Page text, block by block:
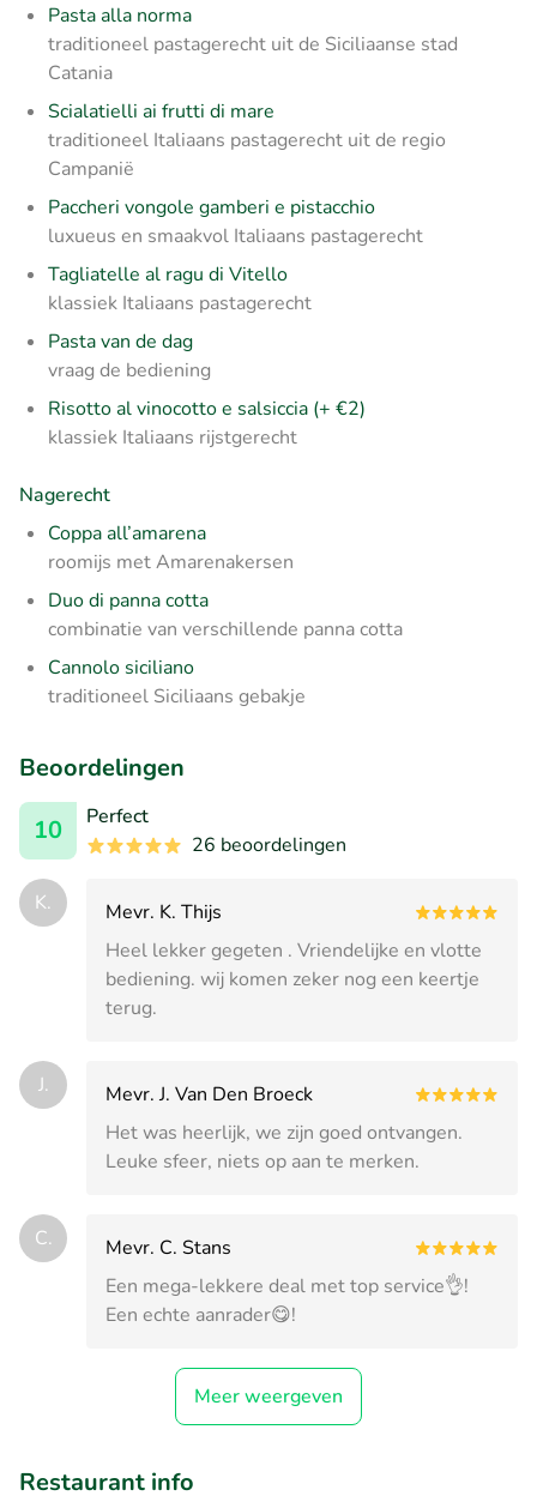
Pasta alla norma
traditioneel pastagerecht uit de Siciliaanse stad
Catania
Scialatielli ai frutti di mare
traditioneel Italiaans pastagerecht uit de regio
Campanië
Paccheri vongole gamberi e pistacchio
luxueus en smaakvol Italiaans pastagerecht
Tagliatelle al ragu di Vitello
klassiek Italiaans pastagerecht
Pasta van de dag
vraag de bediening
Risotto al vinocotto e salsiccia (+ €2)
klassiek Italiaans rijstgerecht
Nagerecht
Coppa all’amarena
roomijs met Amarenakersen
Duo di panna cotta
combinatie van verschillende panna cotta
Cannolo siciliano
traditioneel Siciliaans gebakje
Beoordelingen
10
Perfect
26 beoordelingen
K.
Mevr. K. Thijs
Heel lekker gegeten . Vriendelijke en vlotte
bediening. wij komen zeker nog een keertje
terug.
J.
Mevr. J. Van Den Broeck
Het was heerlijk, we zijn goed ontvangen.
Leuke sfeer, niets op aan te merken.
C.
Mevr. C. Stans
Een mega-lekkere deal met top service👌!
Een echte aanrader😋!
Meer weergeven
Restaurant info